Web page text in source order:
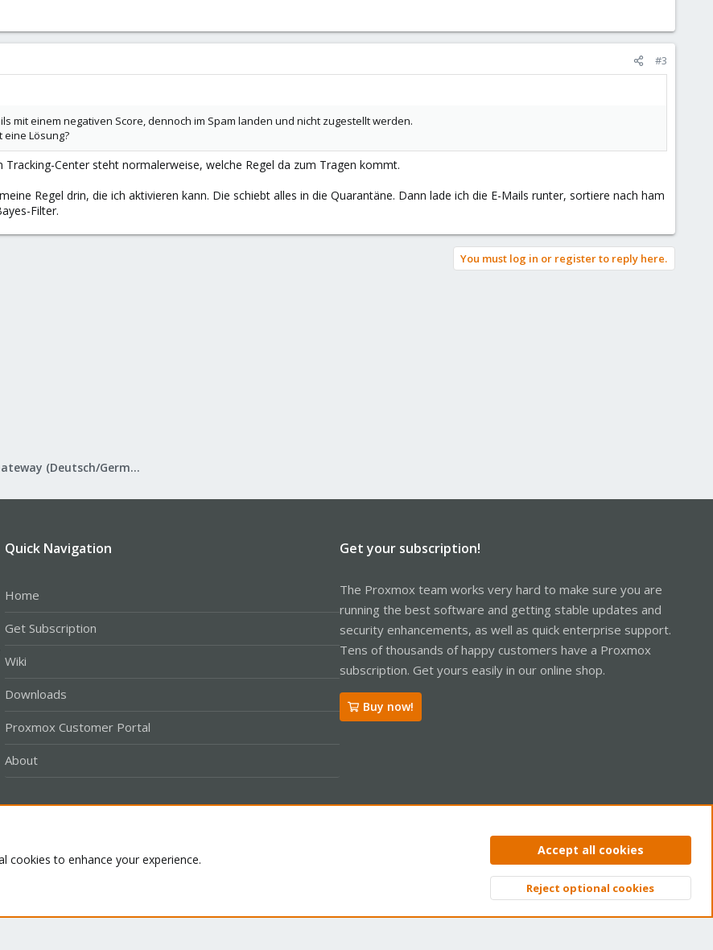
#3
mit einem negativen Score, dennoch im Spam landen und nicht zugestellt werden.
Lösung?
Tracking-Center steht normalerweise, welche Regel da zum Tragen kommt.
Regel drin, die ich aktivieren kann. Die schiebt alles in die Quarantäne. Dann lade ich die E-Mails runter, sortiere nach ham
Filter.
You must log in or register to reply here.
Proxmox Mail Gateway (Deutsch/German)
Quick Navigation
Home
Get Subscription
Wiki
Downloads
Proxmox Customer Portal
About
Get your subscription!
The Proxmox team works very hard to make sure you are
running the best software and getting stable updates and
security enhancements, as well as quick enterprise support.
Tens of thousands of happy customers have a Proxmox
subscription. Get yours easily in our online shop.
Buy now!
Privacy policy Help Home
Top
cookies to enhance your experience.
Accept all cookies
Reject optional cookies